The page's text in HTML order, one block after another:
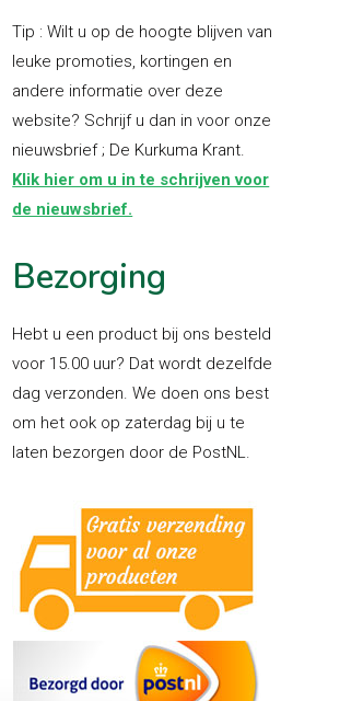
Tip : Wilt u op de hoogte blijven van
leuke promoties, kortingen en
andere informatie over deze
website? Schrijf u dan in voor onze
nieuwsbrief ; De Kurkuma Krant.
Klik hier om u in te schrijven voor
de nieuwsbrief.
Bezorging
Hebt u een product bij ons besteld
voor 15.00 uur? Dat wordt dezelfde
dag verzonden. We doen ons best
om het ook op zaterdag bij u te
laten bezorgen door de PostNL.